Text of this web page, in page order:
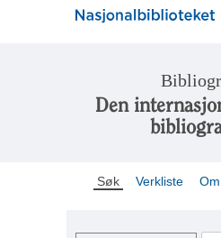
Den
Søk Verkliste